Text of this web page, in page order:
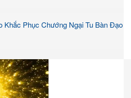
Khắc Phục Chướng Ngại Tu Bàn Đạo